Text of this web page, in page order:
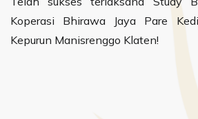
Koperasi Bhirawa Jaya Pare
Kepurun Manisrenggo Klaten!